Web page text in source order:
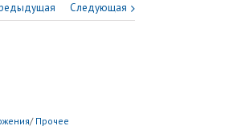
Следующая
/ Прочее